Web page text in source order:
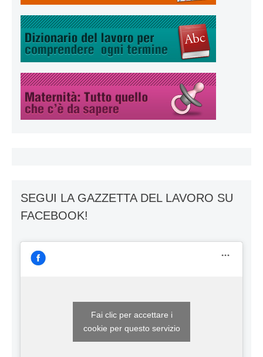
SEGUI LA GAZZETTA DEL LAVORO SU
FACEBOOK!
Fai clic per accettare i
cookie per questo servizio